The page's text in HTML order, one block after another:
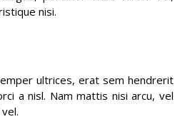
nisi.
ultrices, erat sem hendrerit
a nisl. Nam mattis nisi arcu, vel